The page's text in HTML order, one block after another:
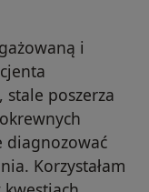
i
poszerza
diagnozować
Korzystałam